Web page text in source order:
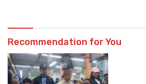
Recommendation for You